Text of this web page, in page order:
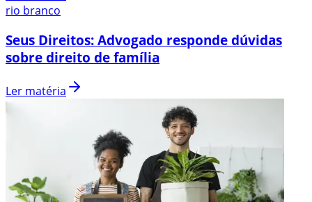
rio branco
Seus Direitos: Advogado responde dúvidas
sobre direito de família
Ler matéria